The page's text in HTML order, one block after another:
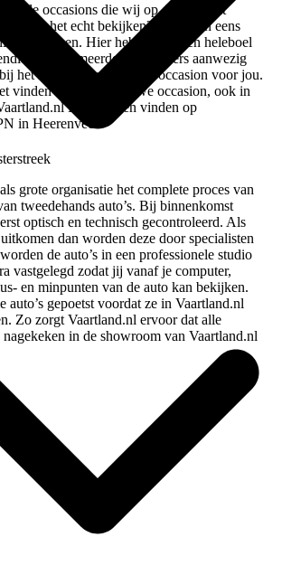
alle occasions die wij op dit moment
in het echt bekijken? Loop dan eens
Heerenveen. Hier hebben we een heleboel
zijn er meerdere verkopers aanwezig
het kiezen voor de beste occasion voor jou.
vinden van jouw nieuwe occasion, ook in
Heerenveen vinden op
in Heerenveen
grote organisatie het complete proces van
tweedehands auto’s. Bij binnenkomst
optisch en technisch gecontroleerd. Als
dan worden deze door specialisten
de auto’s in een professionele studio
vastgelegd zodat jij vanaf je computer,
en minpunten van de auto kan bekijken.
auto’s gepoetst voordat ze in Vaartland.nl
Zo zorgt Vaartland.nl ervoor dat alle
nagekeken in de showroom van Vaartland.nl